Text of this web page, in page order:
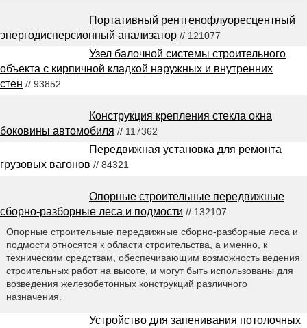
Портативный рентгенофлуоресцентный
энергодисперсионный анализатор // 121077
Узел балочной системы строительного
объекта с кирпичной кладкой наружных и внутренних
стен // 93852
Конструкция крепления стекла окна
боковины автомобиля // 117362
Передвижная установка для ремонта
грузовых вагонов // 84321
Опорные строительные передвижные
сборно-разборные леса и подмости // 132107
Опорные строительные передвижные сборно-разборные леса и
подмости относятся к области строительства, а именно, к
техническим средствам, обеспечивающим возможность ведения
строительных работ на высоте, и могут быть использованы для
возведения железобетонных конструкций различного
назначения.
Устройство для запенивания потолочных